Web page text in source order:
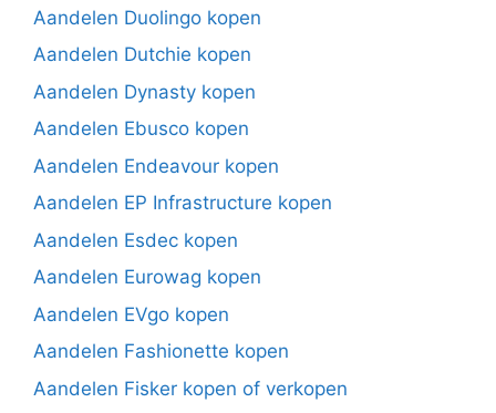
Aandelen Duolingo kopen
Aandelen Dutchie kopen
Aandelen Dynasty kopen
Aandelen Ebusco kopen
Aandelen Endeavour kopen
Aandelen EP Infrastructure kopen
Aandelen Esdec kopen
Aandelen Eurowag kopen
Aandelen EVgo kopen
Aandelen Fashionette kopen
Aandelen Fisker kopen of verkopen